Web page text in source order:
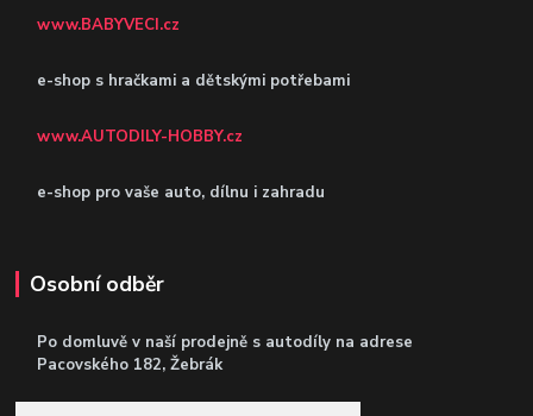
www.BABYVECI.cz
e-shop s hračkami a dětskými potřebami
www.AUTODILY-HOBBY.cz
e-shop pro vaše auto, dílnu i zahradu
Osobní odběr
Po domluvě v naší prodejně s autodíly na adrese
Pacovského 182, Žebrák